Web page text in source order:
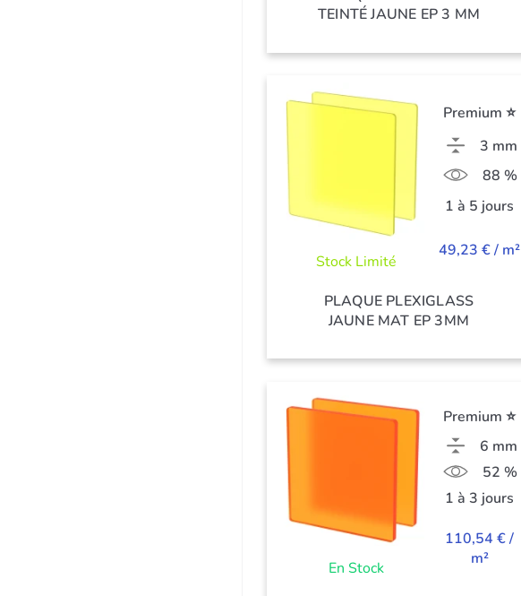
TEINTÉ JAUNE EP 3 MM
Stock Limité
Premium ⭐
3 mm
88 %
1 à 5 jours
49,23 € / m²
PLAQUE PLEXIGLASS
JAUNE MAT EP 3MM
En Stock
Premium ⭐
6 mm
52 %
1 à 3 jours
110,54 € /
m²